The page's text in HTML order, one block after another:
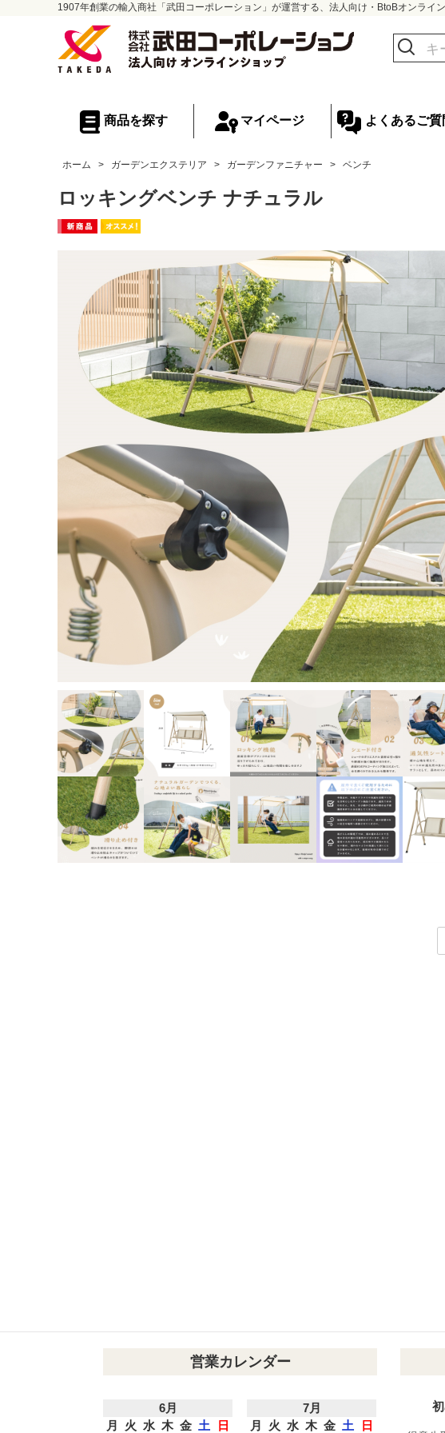
1907年創業の輸入商社「武田コーポレーション」が運営する、法人向け・BtoBオンライ
商品を探す マイページ よくあるご質
ホーム > ガーデンエクステリア > ガーデンファニチャー > ベンチ
ロッキングベンチ ナチュラル
営業カレンダー
6月
月
火 水 木 金 土 日
7月
月
火 水 木 金 土 日